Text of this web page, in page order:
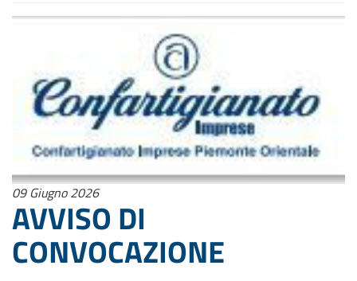
09 Giugno 2026
AVVISO DI
CONVOCAZIONE